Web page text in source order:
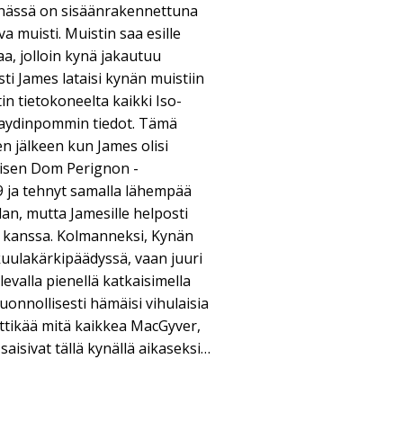
on sisäänrakennettuna
muisti. Muistin saa esille
jolloin kynä jakautuu
James lataisi kynän muistiin
tietokoneelta kaikki Iso-
tiedot. Tämä
jälkeen kun James olisi
Dom Perignon -
tehnyt samalla lähempää
mutta Jamesille helposti
Kolmanneksi, Kynän
vaan juuri
pienellä katkaisimella
hämäisi vihulaisia
mitä kaikkea MacGyver,
tällä kynällä aikaseksi…